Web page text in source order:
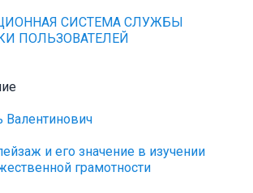
СИСТЕМА СЛУЖБЫ
ПОЛЬЗОВАТЕЛЕЙ
Валентинович
и его значение в изучении
грамотности